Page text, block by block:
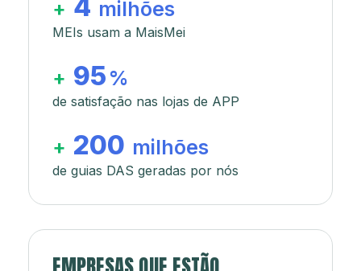
+ 4 milhões
MEIs usam a MaisMei
+ 95 %
de satisfação nas lojas de APP
+ 200 milhões
de guias DAS geradas por nós